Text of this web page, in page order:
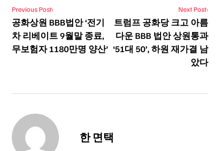
Post navigation
Previous Post:
공화상원 BBB법안 ‘전기
차 리베이트 9월말 종료,
무보험자 1180만명 양산’
Next Post:
트럼프 공화당 크고 아름
다운 BBB 법안 상원통과
‘51대 50’, 하원 재가결 남
았다
한 면택